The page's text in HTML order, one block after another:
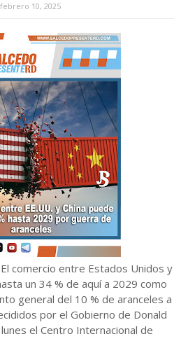
febrero 10, 2025
comercio entre Estados Unidos y
un 34 % de aquí a 2029 como
general del 10 % de aranceles a
por el Gobierno de Donald
el Centro Internacional de